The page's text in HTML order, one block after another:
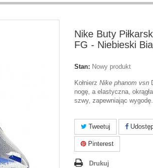
Nike Buty
FG - Niebieski
Stan: Nowy produkt
Kołnierz Nike phanom vsn
nogę, a elastyczna,
szwy, zapewniając wygodę.
Tweetuj
Pinterest
Drukuj